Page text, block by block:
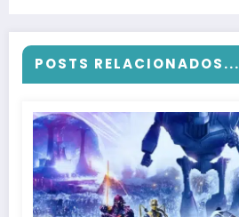
POSTS RELACIONADOS...